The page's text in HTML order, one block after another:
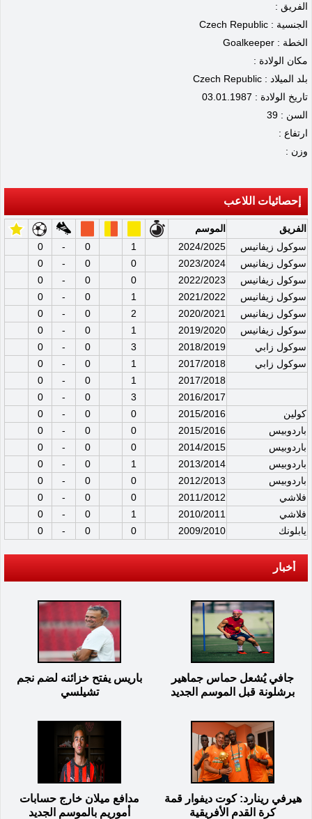
الفريق :
الجنسية : Czech Republic
الخطة : Goalkeeper
مكان الولادة :
بلد الميلاد : Czech Republic
تاريخ الولادة : 03.01.1987
السن : 39
ارتفاع :
وزن :
إحصائيات اللاعب
الفريق
الموسم
سوكول زيفانيس
2024/2025
1
0
-
0
سوكول زيفانيس
2023/2024
0
0
-
0
سوكول زيفانيس
2022/2023
0
0
-
0
سوكول زيفانيس
2021/2022
1
0
-
0
سوكول زيفانيس
2020/2021
2
0
-
0
سوكول زيفانيس
2019/2020
1
0
-
0
سوكول زابي
2018/2019
3
0
-
0
سوكول زابي
2017/2018
1
0
-
0
2017/2018
1
0
-
0
2016/2017
3
0
-
0
كولين
2015/2016
0
0
-
0
باردوبيس
2015/2016
0
0
-
0
باردوبيس
2014/2015
0
0
-
0
باردوبيس
2013/2014
1
0
-
0
باردوبيس
2012/2013
0
0
-
0
فلاشي
2011/2012
0
0
-
0
فلاشي
2010/2011
1
0
-
0
يابلونك
2009/2010
0
0
-
0
أخبار
جافي يُشعل حماس جماهير
برشلونة قبل الموسم الجديد
باريس يفتح خزائنه لضم نجم
تشيلسي
هيرفي رينارد: كوت ديفوار قمة
كرة القدم الأفريقية
مدافع ميلان خارج حسابات
أموريم بالموسم الجديد